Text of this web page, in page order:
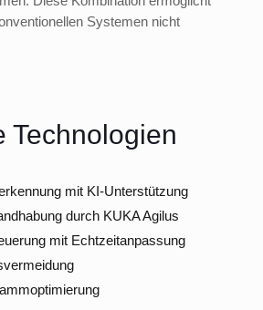
Systemen nicht
Technologien
mit KI-Unterstützung
durch KUKA Agilus
mit Echtzeitanpassung